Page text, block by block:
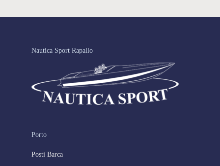
Nautica Sport Rapallo
Porto
Posti Barca